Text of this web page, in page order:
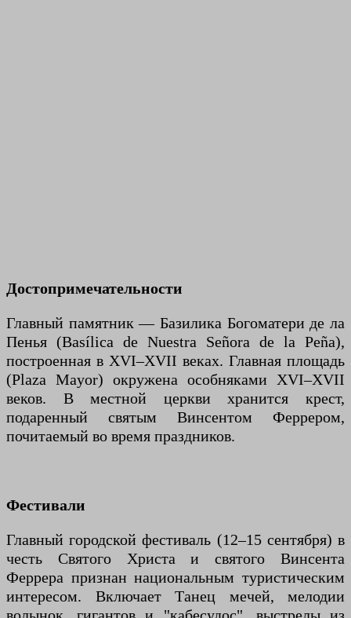
Достопримечательности
Главный памятник — Базилика Богоматери де ла
Пенья (Basílica de Nuestra Señora de la Peña),
построенная в XVI–XVII веках. Главная площадь
(Plaza Mayor) окружена особняками XVI–XVII
веков. В местной церкви хранится крест,
подаренный святым Винсентом Феррером,
почитаемый во время праздников.
Фестивали
Главный городской фестиваль (12–15 сентября) в
честь Святого Христа и святого Винсента
Феррера признан национальным туристическим
интересом. Включает Танец мечей, мелодии